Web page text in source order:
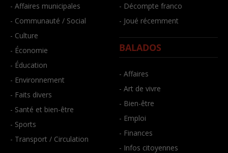
- Affaires municipales
- Communauté / Social
- Culture
- Économie
- Éducation
- Environnement
- Faits divers
- Santé et bien-être
- Sports
- Transport / Circulation
- Décompte franco
- Joué récemment
BALADOS
- Affaires
- Art de vivre
- Bien-être
- Emploi
- Finances
- Infos citoyennes